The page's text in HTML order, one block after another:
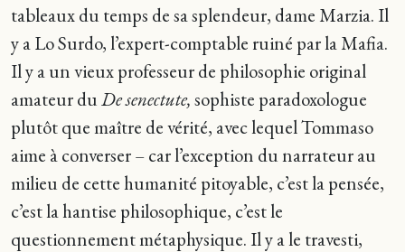
tableaux du temps de sa splendeur, dame Marzia. Il
y a Lo Surdo, l’expert-comptable ruiné par la Mafia.
Il y a un vieux professeur de philosophie original
amateur duDe senectute,sophiste paradoxologue
plutôt que maître de vérité, avec lequel Tommaso
aime à converser – car l’exception du narrateur au
milieu de cette humanité pitoyable, c’est la pensée,
c’est la hantise philosophique, c’est le
questionnement métaphysique. Il y a le travesti,